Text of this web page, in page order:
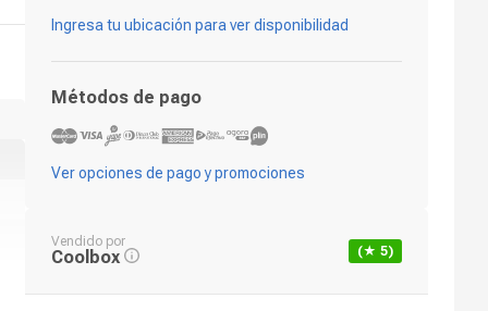
Ingresa tu ubicación para ver disponibilidad
Métodos de pago
Ver opciones de pago y promociones
Vendido por
Coolbox (★ 5)